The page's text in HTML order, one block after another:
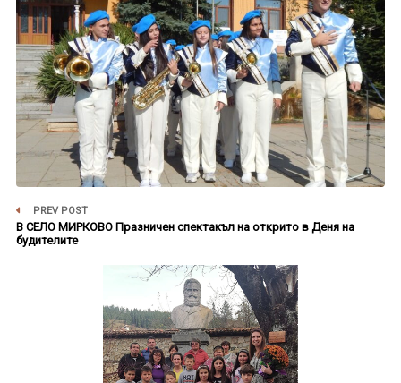
PREV POST
В СЕЛО МИРКОВО Празничен спектакъл на открито в Деня на
будителите